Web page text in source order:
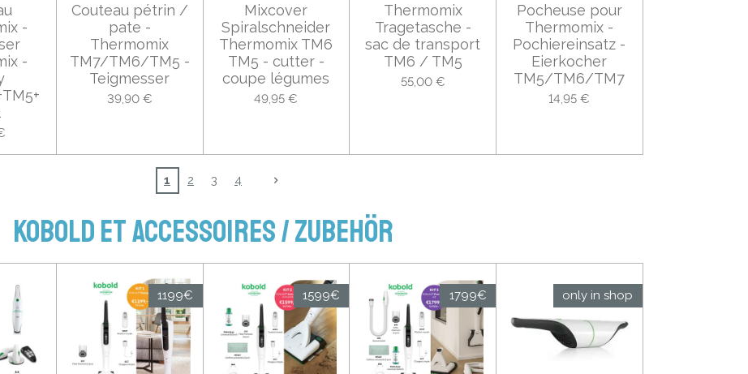
-
-
Couteau pétrin /
pate -
Thermomix
TM7/TM6/TM5 -
Teigmesser
39,90 €
Mixcover
Spiralschneider
Thermomix TM6
TM5 - cutter -
coupe légumes
49,95 €
Thermomix
Tragetasche -
sac de transport
TM6 / TM5
55,00 €
Pocheuse pour
Thermomix -
Pochiereinsatz -
Eierkocher
TM5/TM6/TM7
14,95 €
1 2 3 4
Kobold et accessoires / ZUBEHÖR
1199€ 1599€ 1799€ only in shop